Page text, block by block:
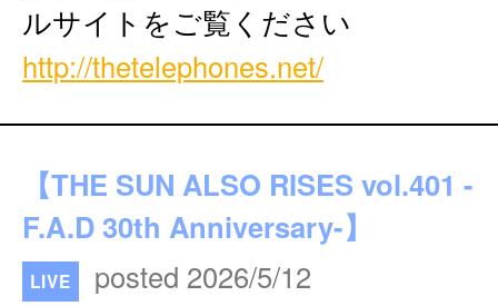
ルサイトをご覧ください
http://thetelephones.net/
【THE SUN ALSO RISES vol.401 -
F.A.D 30th Anniversary-】
LIVE posted 2026/5/12